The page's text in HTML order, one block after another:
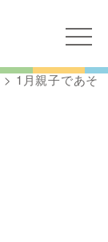
> 1月親子であそ